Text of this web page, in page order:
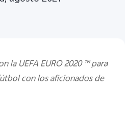
la UEFA EURO 2020 ™ para
con los aficionados de